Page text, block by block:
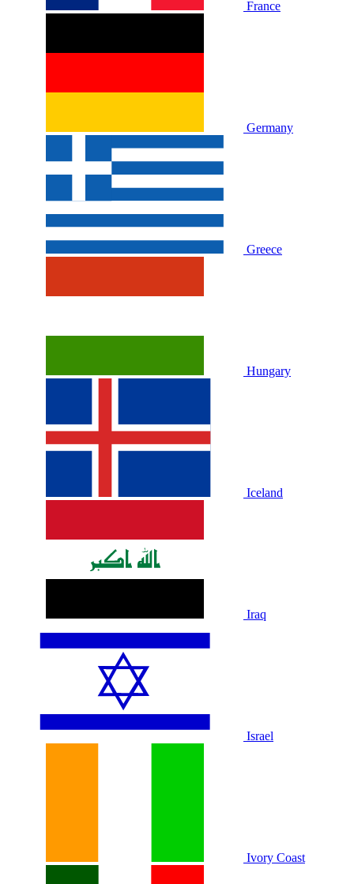
France
Germany
Greece
Hungary
Iceland
Iraq
Israel
Ivory Coast